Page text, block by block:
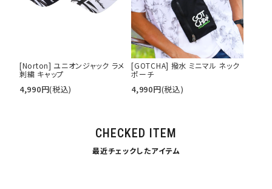
[Norton] ユニオンジャック ラメ
刺繍 キャップ
4,990円(税込)
[GOTCHA] 撥水 ミニマル ネック
ポーチ
4,990円(税込)
CHECKED ITEM
最近チェックしたアイテム